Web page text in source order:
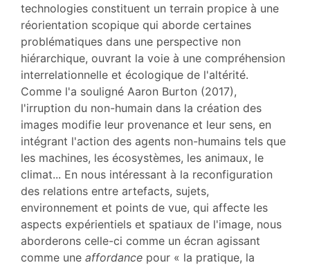
technologies constituent un terrain propice à une
réorientation scopique qui aborde certaines
problématiques dans une perspective non
hiérarchique, ouvrant la voie à une compréhension
interrelationnelle et écologique de l'altérité.
Comme l'a souligné Aaron Burton (2017),
l'irruption du non-humain dans la création des
images modifie leur provenance et leur sens, en
intégrant l'action des agents non-humains tels que
les machines, les écosystèmes, les animaux, le
climat... En nous intéressant à la reconfiguration
des relations entre artefacts, sujets,
environnement et points de vue, qui affecte les
aspects expérientiels et spatiaux de l'image, nous
aborderons celle-ci comme un écran agissant
comme une affordance pour « la pratique, la